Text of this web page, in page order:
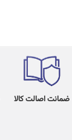
ضمانت اصالت کالا